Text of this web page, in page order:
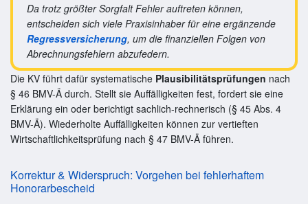
Da trotz größter Sorgfalt Fehler auftreten können,
entscheiden sich viele Praxisinhaber für eine ergänzende
Regressversicherung, um die finanziellen Folgen von
Abrechnungsfehlern abzufedern.
Die KV führt dafür systematische Plausibilitätsprüfungen nach
§ 46 BMV-Ä durch. Stellt sie Auffälligkeiten fest, fordert sie eine
Erklärung ein oder berichtigt sachlich-rechnerisch (§ 45 Abs. 4
BMV-Ä). Wiederholte Auffälligkeiten können zur vertieften
Wirtschaftlichkeitsprüfung nach § 47 BMV-Ä führen.
Korrektur & Widerspruch: Vorgehen bei fehlerhaftem
Honorarbescheid